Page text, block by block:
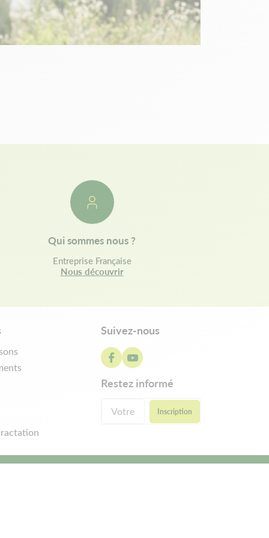
Qui sommes nous ?
Entreprise Française
Nous découvrir
Suivez-nous
restez informé